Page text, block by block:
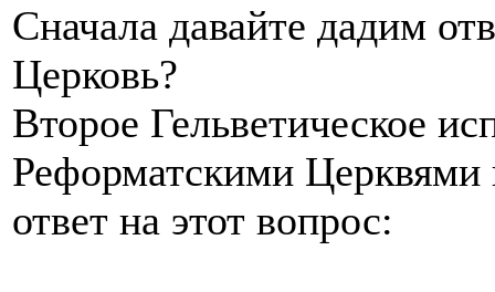
Сначала давайте дадим
Церковь?
Второе Гельветическое
Реформатскими Церквями
ответ на этот вопрос: